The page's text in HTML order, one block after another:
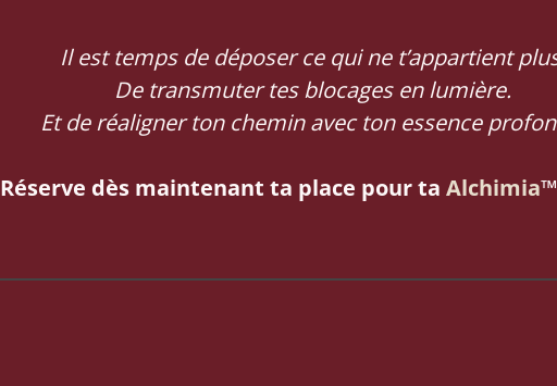
Il est temps de déposer ce qui ne t’appartient
De transmuter tes blocages en lumière.
Et de réaligner ton chemin avec ton essence
Réserve dès maintenant ta place pour ta Alchimia